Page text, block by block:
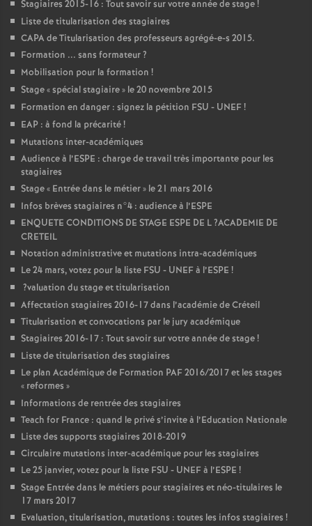
Stagiaires 2015-16 : Tout savoir sur votre année de stage!
Liste de titularisation des stagiaires
CAPAde Titularisation des professeurs agrégé-e-s 2015.
Formation ... sans formateur?
Mobilisation pour la formation !
Stage «spécial stagiaire» le 20 novembre 2015
Formation en danger : signez la pétition FSU - UNEF!
EAP : à fond la précarité!
Mutations inter-académiques
Audience à l’ESPE : charge de travail très importante pour les
stagiaires
Stage « Entrée dans le métier» le 21 mars 2016
Infos brèves stagiaires n°4 : audience à l’ESPE
ENQUETE CONDITIONS DE STAGE ESPE DE L?ACADEMIE DE
CRETEIL
Notation administrative et mutations intra-académiques
Le 24 mars, votez pour la liste FSU - UNEFà l’ESPE !
?valuation du stage et titularisation
Affectation stagiaires 2016-17 dans l’académie de Créteil
Titularisation et convocations par le jury académique
Stagiaires 2016-17 : Tout savoir sur votre année de stage!
Liste de titularisation des stagiaires
Le plan Académique de Formation PAF2016/2017 et les stages
« reformes »
Informations de rentrée des stagiaires
Teach for France : quand le privé s’invite à l’Education Nationale
Liste des supports stagiaires 2018-2019
Circulaire mutations inter-académique pour les stagiaires
Le 25 janvier, votez pour la liste FSU - UNEFà l’ESPE !
Stage Entrée dans le métiers pour stagiaires et néo-titulaires le
17 mars 2017
Evaluation, titularisation, mutations : toutes les infos stagiaires !